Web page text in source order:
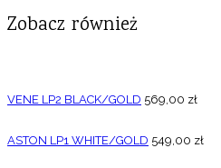
Zobacz również
VENE LP2 BLACK/GOLD 569,00 zł
ASTON LP1 WHITE/GOLD 549,00 zł